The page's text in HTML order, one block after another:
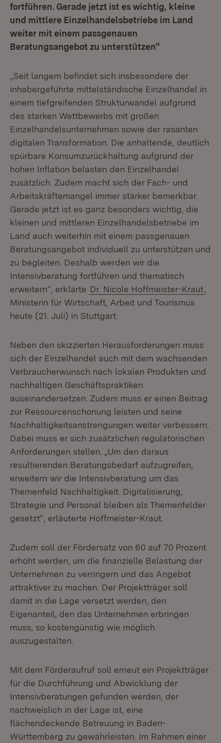
fortführen. Gerade jetzt ist es wichtig, kleine
und mittlere Einzelhandelsbetriebe im Land
weiter mit einem passgenauen
Beratungsangebot zu unterstützen“
„Seit langem befindet sich insbesondere der
inhabergeführte mittelständische Einzelhandel in
einem tiefgreifenden Strukturwandel aufgrund
des starken Wettbewerbs mit großen
Einzelhandelsunternehmen sowie der rasanten
digitalen Transformation. Die anhaltende, deutlich
spürbare Konsumzurückhaltung aufgrund der
hohen Inflation belasten den Einzelhandel
zusätzlich. Zudem macht sich der Fach- und
Arbeitskräftemangel immer stärker bemerkbar.
Gerade jetzt ist es ganz besonders wichtig, die
kleinen und mittleren Einzelhandelsbetriebe im
Land auch weiterhin mit einem passgenauen
Beratungsangebot individuell zu unterstützen und
zu begleiten. Deshalb werden wir die
Intensivberatung fortführen und thematisch
erweitern“, erklärte Dr. Nicole Hoffmeister-Kraut
Ministerin für Wirtschaft, Arbeit und Tourismus
heute (21. Juli) in Stuttgart.
Neben den skizzierten Herausforderungen muss
sich der Einzelhandel auch mit dem wachsenden
Verbraucherwunsch nach lokalen Produkten und
nachhaltigen Geschäftspraktiken
auseinandersetzen. Zudem muss er einen Beitrag
zur Ressourcenschonung leisten und seine
Nachhaltigkeitsanstrengungen weiter verbessern.
Dabei muss er sich zusätzlichen regulatorischen
Anforderungen stellen. „Um den daraus
resultierenden Beratungsbedarf aufzugreifen,
erweitern wir die Intensivberatung um das
Themenfeld Nachhaltigkeit. Digitalisierung,
Strategie und Personal bleiben als Themenfelder
gesetzt“, erläuterte Hoffmeister-Kraut.
Zudem soll der Fördersatz von 60 auf 70 Prozent
erhöht werden, um die finanzielle Belastung der
Unternehmen zu verringern und das Angebot
attraktiver zu machen. Der Projektträger soll
damit in die Lage versetzt werden, den
Eigenanteil, den das Unternehmen erbringen
muss, so kostengünstig wie möglich
auszugestalten.
Mit dem Förderaufruf soll erneut ein Projektträger
für die Durchführung und Abwicklung der
Intensivberatungen gefunden werden, der
nachweislich in der Lage ist, eine
flächendeckende Betreuung in Baden-
Württemberg zu gewährleisten. Im Rahmen einer